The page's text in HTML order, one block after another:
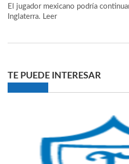
El jugador mexicano podría
Inglaterra. Leer
TE PUEDE INTERESAR